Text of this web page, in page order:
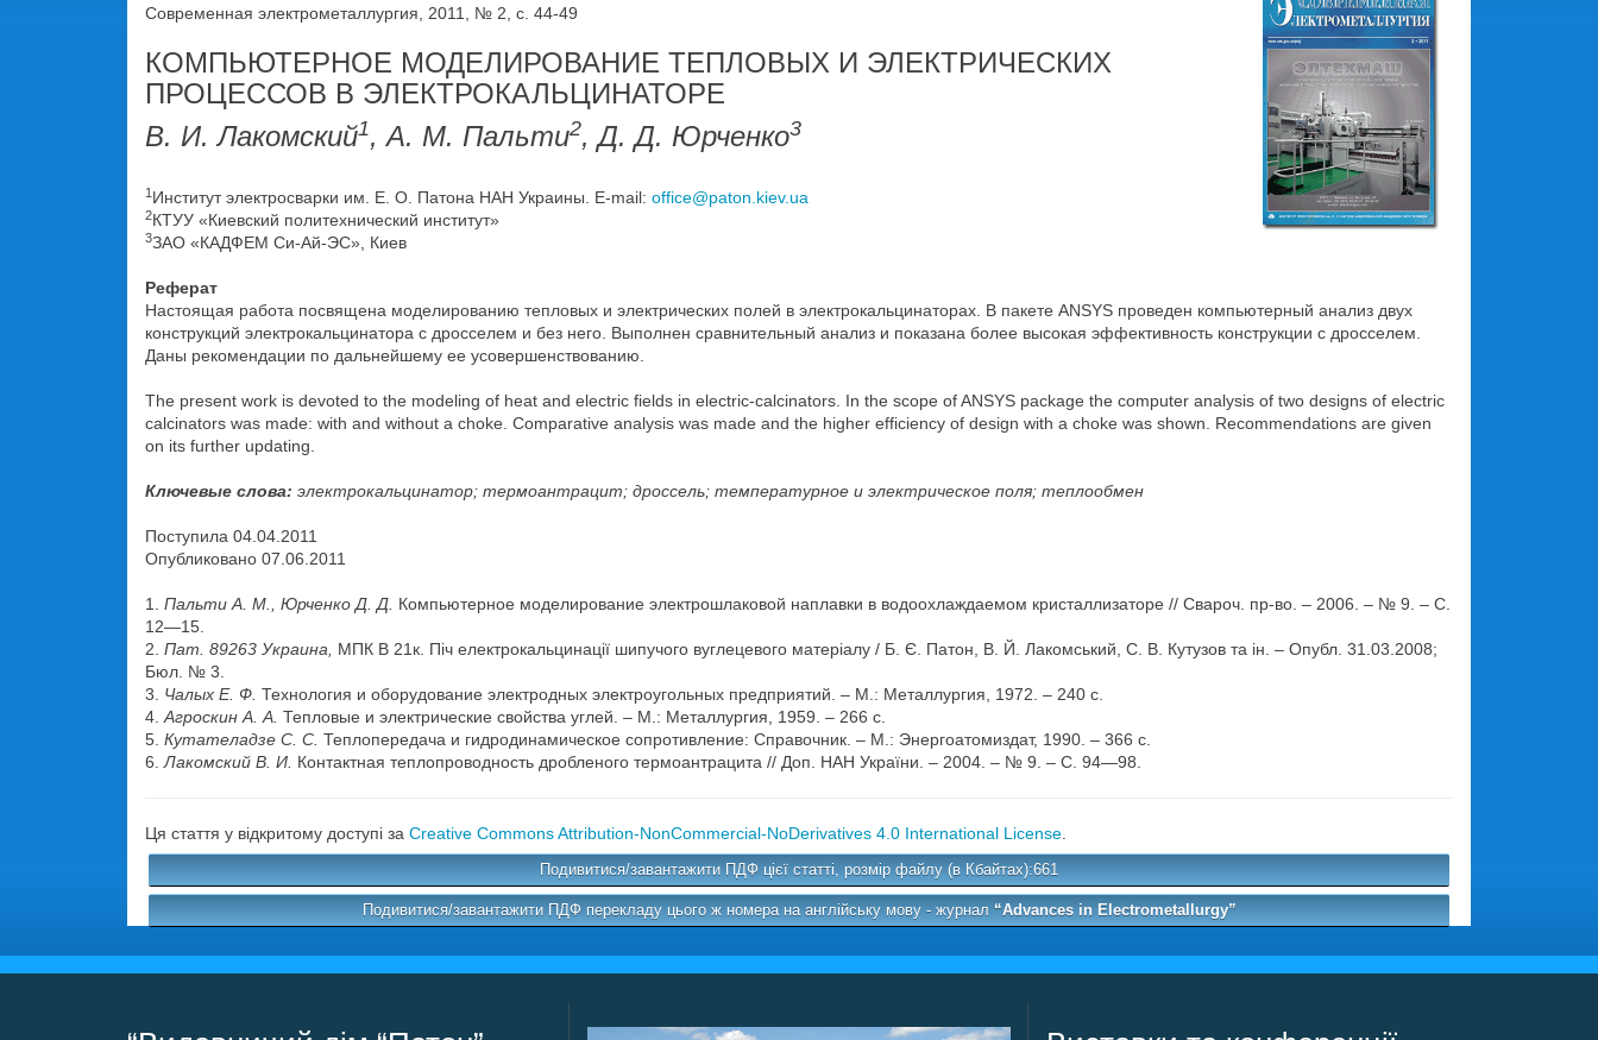
Современная электрометаллургия, 2011, № 2, c. 44-49
КОМПЬЮТЕРНОЕ МОДЕЛИРОВАНИЕ ТЕПЛОВЫХ И ЭЛЕКТРИЧЕСКИХ
ПРОЦЕССОВ В ЭЛЕКТРОКАЛЬЦИНАТОРЕ
В. И. Лакомский1, А. М. Пальти2, Д. Д. Юрченко3
1 Институт электросварки им. Е. О. Патона НАН Украины. E-mail: office@paton.kiev.ua
2КТУУ «Киевский политехнический институт»
3ЗАО «КАДФЕМ Си-Ай-ЭС», Киев
Реферат
Настоящая работа посвящена моделированию тепловых и электрических полей в электрокальцинаторах. В пакете ANSYS проведен компьютерный анализ двух
конструкций электрокальцинатора с дросселем и без него. Выполнен сравнительный анализ и показана более высокая эффективность конструкции с дросселем.
Даны рекомендации по дальнейшему ее усовершенствованию.
The present work is devoted to the modeling of heat and electric fields in electric-calcinators. In the scope of ANSYS package the computer analysis of two designs of electric
calcinators was made: with and without a choke. Comparative analysis was made and the higher efficiency of design with a choke was shown. Recommendations are given
on its further updating.
Ключевые слова: электрокальцинатор; термоантрацит; дроссель; температурное и электрическое поля; теплообмен
Поступила 04.04.2011
Опубликовано 07.06.2011
1. Пальти А. М., Юрченко Д. Д. Компьютерное моделирование электрошлаковой наплавки в водоохлаждаемом кристаллизаторе // Свароч. пр-во. – 2006. – № 9. – С.
12—15.
2. Пат. 89263 Украина,
МПК В 21к. Піч електрокальцинації шипучого вуглецевого матеріалу / Б. Є. Патон, В. Й. Лакомський, С. В. Кутузов та ін. – Опубл. 31.03.2008;
Бюл. № 3.
3. Чалых Е. Ф. Технология и оборудование электродных электроугольных предприятий. – М.: Металлургия, 1972. – 240 с.
4. Агроскин А. А. Тепловые и электрические свойства углей. – М.: Металлургия, 1959. – 266 с.
5. Кутателадзе С. С. Теплопередача и гидродинамическое сопротивление: Справочник. – М.: Энергоатомиздат, 1990. – 366 с.
6. Лакомский В. И. Контактная теплопроводность дробленого термоантрацита // Доп. НАН України. – 2004. – № 9. – С. 94—98.
Ця стаття у відкритому доступі за Creative Commons Attribution-NonCommercial-NoDerivatives 4.0 International License
Подивитися/завантажити ПДФ цієї статті, розмір файлу (в Кбайтах):661
Подивитися/завантажити ПДФ перекладу цього ж номера на англійську мову - журнал “Advances in Electrometallurgy”